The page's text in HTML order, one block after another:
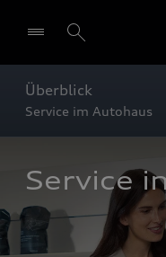
Überblick
Service im Autohaus
Service